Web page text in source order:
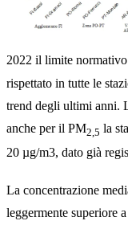
2022 il limite
rispettato in tutte le
trend degli ultimi anni.
anche per il PM2,5 la
20 µg/m3, dato già
La concentrazione
leggermente superiore